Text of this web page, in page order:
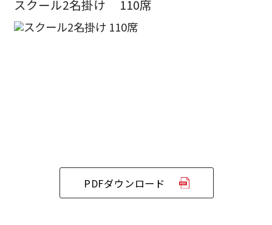
スクール2名掛け 110席
PDFダウンロード
ベルサール西新宿
ベルサール高田馬場
ベルサール神田
ベルサール半蔵門
ベルサール飯田橋駅前
ベルサール飯田橋ファースト
渋谷エリア